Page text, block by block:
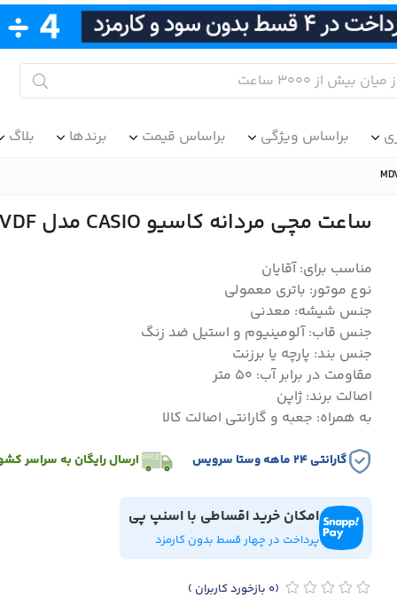
براساس ویژگی براساس قیمت برندها بلاگ
ساعت مچی مردانه کاسیو CASIO مدل MDV-107D-5AVDF
مناسب برای: آقایان
نوع موتور: باتری معمولی
جنس شیشه: معدنی
جنس قاب: آلومینیوم و استیل ضد زنگ
جنس بند: پارچه یا برزنت
مقاومت در برابر آب: 50 متر
اصالت برند: ژاپن
به همراه: جعبه و گارانتی اصالت کالا
گارانتی ۲۴ ماهه وستا سرویس ارسال رایگان به سراسر
امکان خرید اقساطی با اسنپ پی
پرداخت در چهار قسط بدون کارمزد
(0 بازخورد کاربران )